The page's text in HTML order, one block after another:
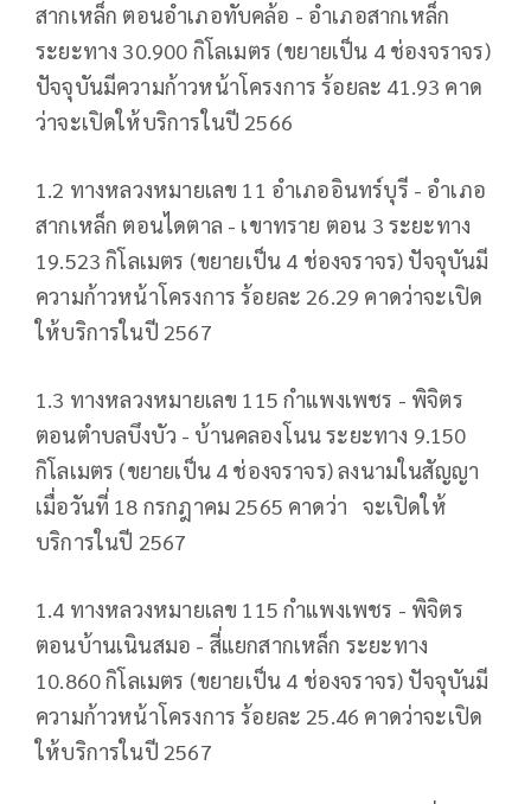
สากเหล็ก ตอนอำเภอทับคล้อ - อำเภอสากเหล็ก
ระยะทาง 30.900 กิโลเมตร (ขยายเป็น 4 ช่องจราจร)
ปัจจุบันมีความก้าวหน้าโครงการ ร้อยละ 41.93 คาด
ว่าจะเปิดให้บริการในปี 2566
1.2 ทางหลวงหมายเลข 11 อำเภออินทร์บุรี - อำเภอ
สากเหล็ก ตอนไดตาล - เขาทราย ตอน 3 ระยะทาง
19.523 กิโลเมตร (ขยายเป็น 4 ช่องจราจร) ปัจจุบันมี
ความก้าวหน้าโครงการ ร้อยละ 26.29 คาดว่าจะเปิด
ให้บริการในปี 2567
1.3 ทางหลวงหมายเลข 115 กำแพงเพชร - พิจิตร
ตอนตำบลบึงบัว - บ้านคลองโนน ระยะทาง 9.150
กิโลเมตร (ขยายเป็น 4 ช่องจราจร) ลงนามในสัญญา
เมื่อวันที่ 18 กรกฎาคม 2565 คาดว่า จะเปิดให้
บริการในปี 2567
1.4 ทางหลวงหมายเลข 115 กำแพงเพชร - พิจิตร
ตอนบ้านเนินสมอ - สี่แยกสากเหล็ก ระยะทาง
10.860 กิโลเมตร (ขยายเป็น 4 ช่องจราจร) ปัจจุบันมี
ความก้าวหน้าโครงการ ร้อยละ 25.46 คาดว่าจะเปิด
ให้บริการในปี 2567